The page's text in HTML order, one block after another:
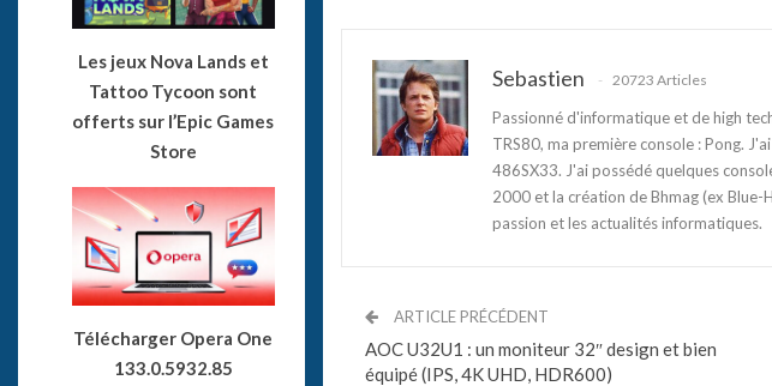
Sebastien 20723 Articles
Passionné d'informatique et de high
TRS80, ma première console : Pong.
486SX33. J'ai possédé quelques
2000 et la création de Bhmag (ex
passion et les actualités informatiques.
ARTICLE PRÉCÉDENT
AOC U32U1 : un moniteur 32″ design et bien
équipé (IPS, 4K UHD, HDR600)
Les jeux Nova Lands et
Tattoo Tycoon sont
offerts sur l’Epic Games
Store
Télécharger Opera One
133.0.5932.85